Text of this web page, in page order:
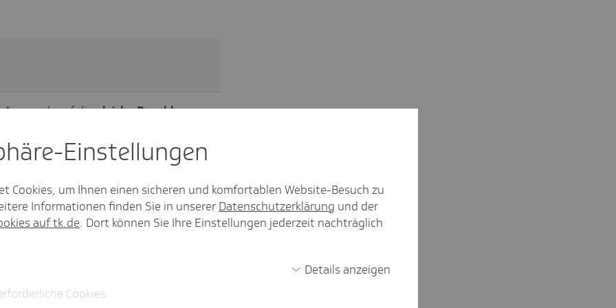
Anspruch auf diegleiche Bezahlung
.
Beschäftigte Anspruch auf
wie Weihnachtsgeld oder ein 13.
gilt auch für entsendete
übernehmen, wenn Ihre
beruflich bedingt reisen
Einstel­lungen
Cookies, um Ihnen einen sicheren und komfortablen Website-Besuch zu
Informationen finden Sie in unserer Datenschutzerklärung und der
auf tk.de. Dort können Sie Ihre Einstellungen jederzeit nachträglich
Details anzeigen
Cookies